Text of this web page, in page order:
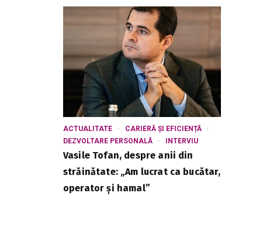
ACTUALITATE
CARIERĂ ȘI EFICIENȚĂ
DEZVOLTARE PERSONALĂ
INTERVIU
Vasile Tofan, despre anii din
străinătate: „Am lucrat ca bucătar,
operator și hamal”